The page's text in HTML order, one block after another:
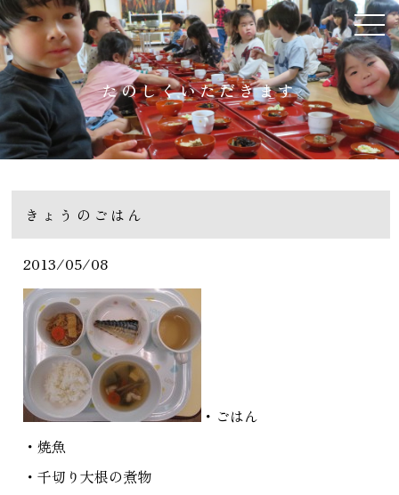
たのしくいただきます
きょうのごはん
2013/05/08
・ごはん
・焼魚
・千切り大根の煮物